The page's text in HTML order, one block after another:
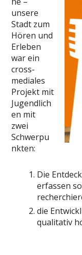
unsere
Stadt zum
Hören und
Erleben
war ein
cross-
mediales
Projekt mit
Jugendlich
en mit
zwei
Schwerpu
nkten:
Die
erfassen
die
qualitativ